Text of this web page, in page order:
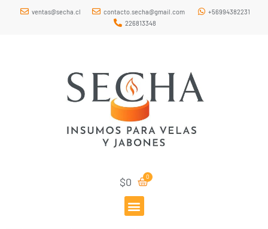
ventas@secha.cl contacto.secha@gmail.com
+56994382231
226813348
$0